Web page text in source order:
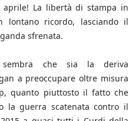
aprile! La libertà di stampa in
lontano ricordo, lasciando il
sfrenata.
sembra che sia la deriva
a preoccupare oltre misura
quanto piuttosto il fatto che
la guerra scatenata contro il